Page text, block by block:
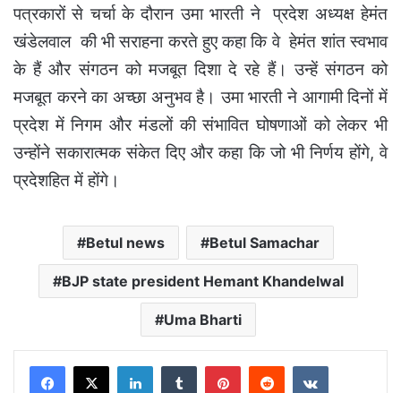
पत्रकारों से चर्चा के दौरान उमा भारती ने प्रदेश अध्यक्ष हेमंत
खंडेलवाल की भी सराहना करते हुए कहा कि वे हेमंत शांत स्वभाव
के हैं और संगठन को मजबूत दिशा दे रहे हैं। उन्हें संगठन को
मजबूत करने का अच्छा अनुभव है। उमा भारती ने आगामी दिनों में
प्रदेश में निगम और मंडलों की संभावित घोषणाओं को लेकर भी
उन्होंने सकारात्मक संकेत दिए और कहा कि जो भी निर्णय होंगे, वे
प्रदेशहित में होंगे।
Betul news Betul Samachar
BJP state president Hemant Khandelwal
Uma Bharti